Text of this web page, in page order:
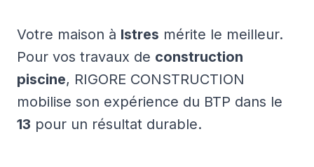
Votre maison à Istres mérite le meilleur.
Pour vos travaux de construction
piscine, RIGORE CONSTRUCTION
mobilise son expérience du BTP dans le
13 pour un résultat durable.